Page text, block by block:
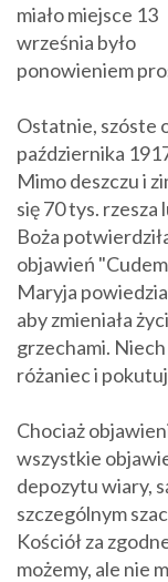
miało miejsce 13
września było
ponowieniem
Ostatnie, szóste
października
Mimo deszczu i
się 70 tys.
Boża
objawień
Maryja
aby zmieniała
grzechami.
różaniec i
Chociaż
wszystkie
depozytu wiary,
szczególnym
Kościół za
możemy, ale nie